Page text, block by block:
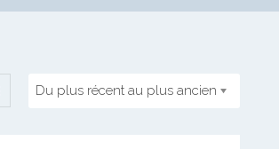
Du plus récent au plus ancien